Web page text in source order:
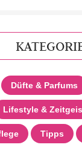
Düfte & Parfums
Lifestyle &
Tipps